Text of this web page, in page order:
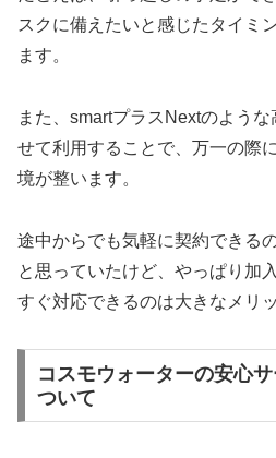
スクに備えたいと感じたタイミ
ます。
また、smartプラスNextのよう
せて利用することで、万一の際
境が整います。
途中からでも気軽に契約できる
と思っていたけど、やっぱり加
すぐ対応できるのは大きなメリ
コスモウォーターの安心
ついて